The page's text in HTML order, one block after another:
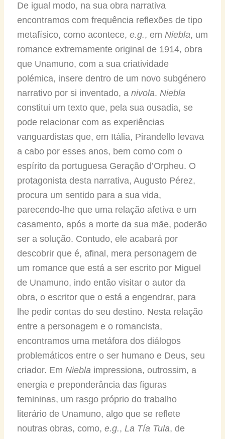
De igual modo, na sua obra narrativa
encontramos com frequência reflexões de tipo
metafísico, como acontece, e.g., em Niebla, um
romance extremamente original de 1914, obra
que Unamuno, com a sua criatividade
polémica, insere dentro de um novo subgénero
narrativo por si inventado, a nivola. Niebla
constitui um texto que, pela sua ousadia, se
pode relacionar com as experiências
vanguardistas que, em Itália, Pirandello levava
a cabo por esses anos, bem como com o
espírito da portuguesa Geração d’Orpheu. O
protagonista desta narrativa, Augusto Pérez,
procura um sentido para a sua vida,
parecendo-lhe que uma relação afetiva e um
casamento, após a morte da sua mãe, poderão
ser a solução. Contudo, ele acabará por
descobrir que é, afinal, mera personagem de
um romance que está a ser escrito por Miguel
de Unamuno, indo então visitar o autor da
obra, o escritor que o está a engendrar, para
lhe pedir contas do seu destino. Nesta relação
entre a personagem e o romancista,
encontramos uma metáfora dos diálogos
problemáticos entre o ser humano e Deus, seu
criador. Em Nieblaimpressiona, outrossim, a
energia e preponderância das figuras
femininas, um rasgo próprio do trabalho
literário de Unamuno, algo que se reflete
noutras obras, como, e.g., La Tía Tula, de